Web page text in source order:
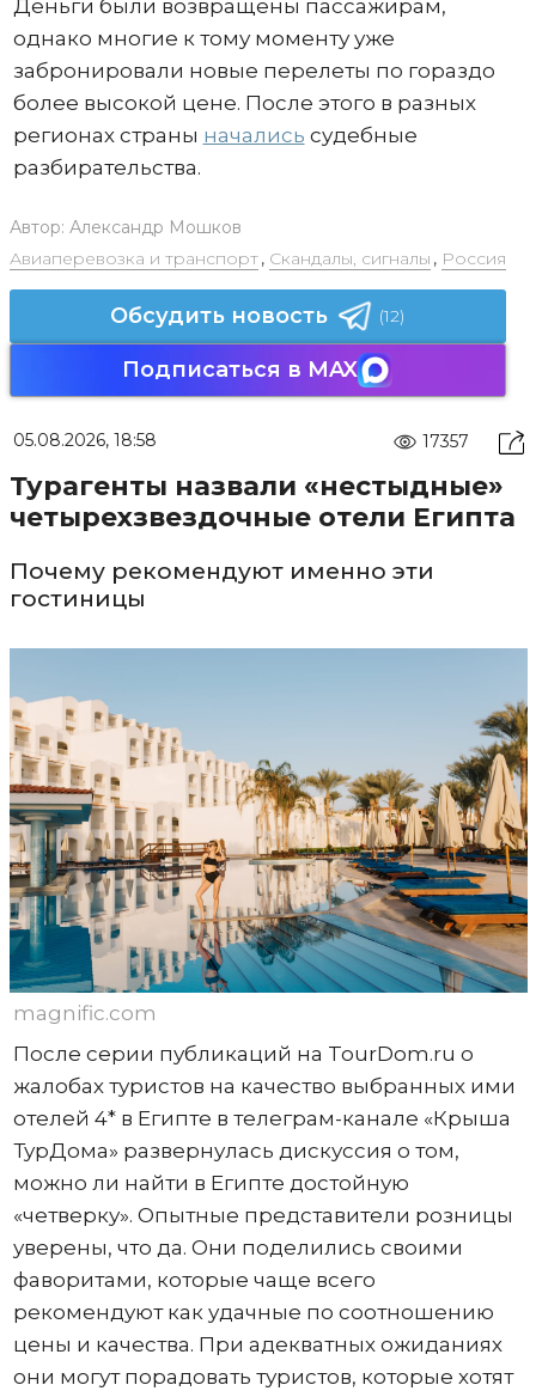
Деньги были возвращены пассажирам,
однако многие к тому моменту уже
забронировали новые перелеты по гораздо
более высокой цене. После этого в разных
регионах страны начались судебные
разбирательства.
Автор: Александр Мошков
Авиаперевозка и транспорт, Скандалы, сигналы , Россия
Обсудить новость (12)
Подписаться в MAX
05.08.2026, 18:58 17357
Турагенты назвали «нестыдные»
четырехзвездочные отели Египта
Почему рекомендуют именно эти
гостиницы
magnific.com
После серии публикаций на TourDom.ru о
жалобах туристов на качество выбранных ими
отелей 4* в Египте в телеграм-канале «Крыша
ТурДома» развернулась дискуссия о том,
можно ли найти в Египте достойную
«четверку». Опытные представители розницы
уверены, что да. Они поделились своими
фаворитами, которые чаще всего
рекомендуют как удачные по соотношению
цены и качества. При адекватных ожиданиях
они могут порадовать туристов, которые хотят